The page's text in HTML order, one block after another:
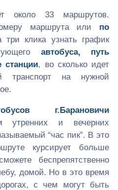
около 33 маршрутов.
маршрута или по
три клика узнать график
автобуса, путь
станции, во сколько идет
транспорт на нужной
г.Барановичи
утренних и вечерних
“час пик”. В это
курсирует больше
беспрепятственно
домой. Но в это время
с чем могут быть